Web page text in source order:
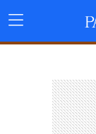
Menu
Principal